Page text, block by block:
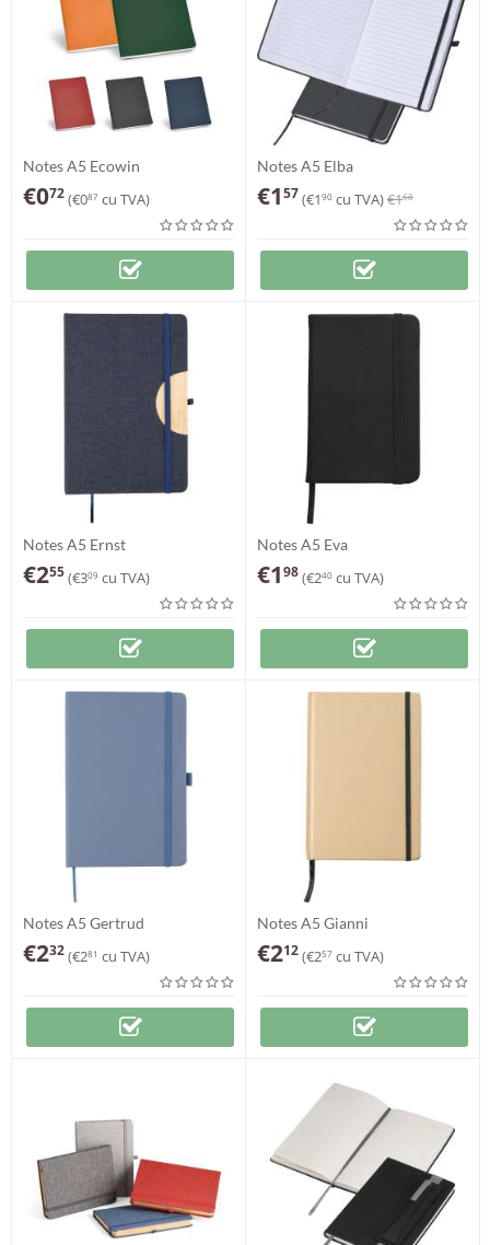
Notes A5 Ecowin
€072(€087 cu TVA)
Notes A5 Elba
€157(€1 90 cu TVA)€168
Notes A5 Ernst
€255(€309 cu TVA)
Notes A5 Eva
€198(€240 cu TVA)
Notes A5 Gertrud
€232(€281 cu TVA)
Notes A5 Gianni
€212(€257 cu TVA)